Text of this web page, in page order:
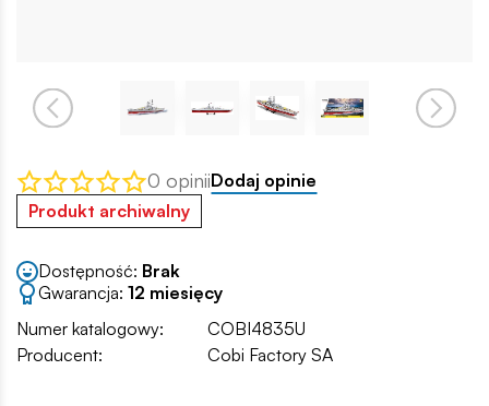
0 opiniiDodaj opinie
Produkt archiwalny
Dostępność: Brak
Gwarancja: 12 miesięcy
Numer katalogowy:
COBI4835U
Producent:
Cobi Factory SA